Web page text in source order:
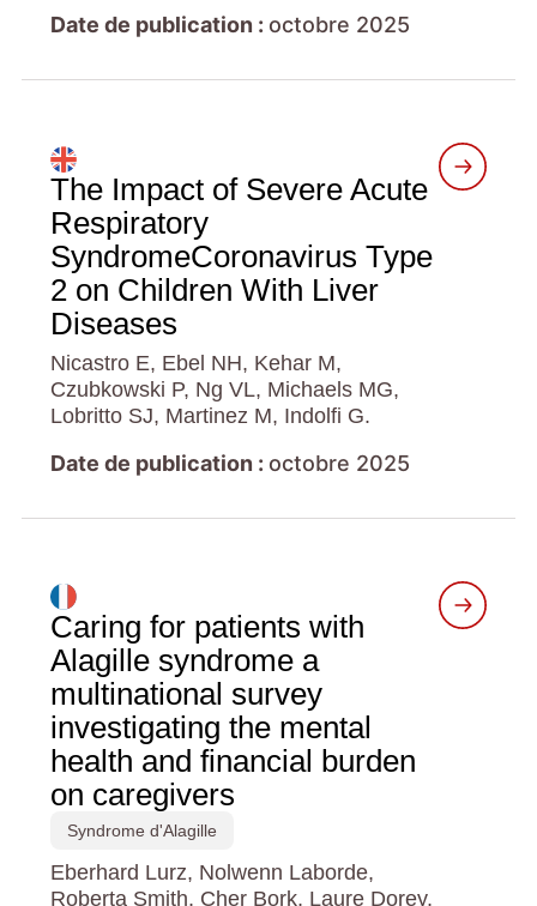
Date de publication : octobre 2025
The Impact of Severe Acute
Respiratory
SyndromeCoronavirus Type
2 on Children With Liver
Diseases
Nicastro E, Ebel NH, Kehar M,
Czubkowski P, Ng VL, Michaels MG,
Lobritto SJ, Martinez M, Indolfi G.
Date de publication : octobre 2025
Caring for patients with
Alagille syndrome a
multinational survey
investigating the mental
health and financial burden
on caregivers
Syndrome d'Alagille
Eberhard Lurz, Nolwenn Laborde,
Roberta Smith, Cher Bork, Laure Dorey,